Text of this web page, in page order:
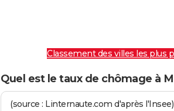
Classement des villes les plus
Quel est le taux de chômage à
(source : Linternaute.com d'après l'Insee)